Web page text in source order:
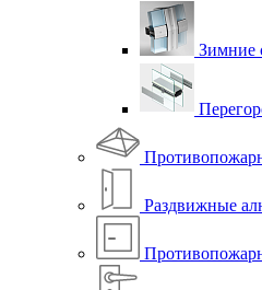
Зимние
Раздвижные